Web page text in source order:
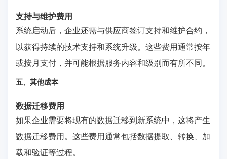
支持与维护费用
系统启动后，企业还需与供应商签订支持和维护合约，
以获得持续的技术支持和系统升级。这些费用通常按年
或按月支付，并可能根据服务内容和级别而有所不同。
五、其他成本
数据迁移费用
如果企业需要将现有的数据迁移到新系统中，这将产生
数据迁移费用。这些费用通常包括数据提取、转换、加
载和验证等过程。